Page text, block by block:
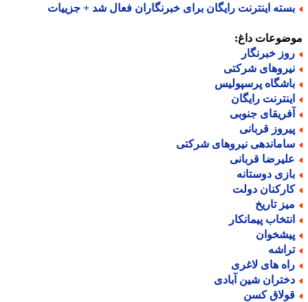
اینترنت رایگان برای خبرنگاران فعال شد + جزییات
داغ:
خبرنگار
شرکتی
پرسپولیس
رایگان
جنوبی
قربانی
نیروهای شرکتی
قربانی
دوستانه
دولت
تاریخ
پیمانکار
های لاغری
شین آبادی
کسن